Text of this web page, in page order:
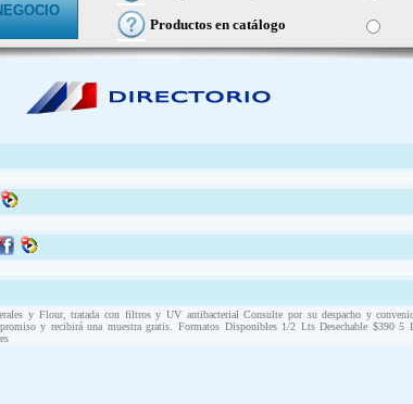
Productos en catálogo
y Flour, tratada con filtros y UV antibacterial Consulte por su despacho y
y recibirá una muestra gratis. Formatos Disponibles 1/2 Lts Desechable $390 5